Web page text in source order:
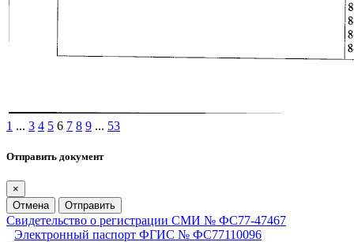
1 ... 3 4 5 6 7 8 9 ... 53
Отправить документ
×
Отмена
Отправить
Свидетельство о регистрации СМИ № ФС77-47467
Электронный паспорт ФГИС № ФС77110096